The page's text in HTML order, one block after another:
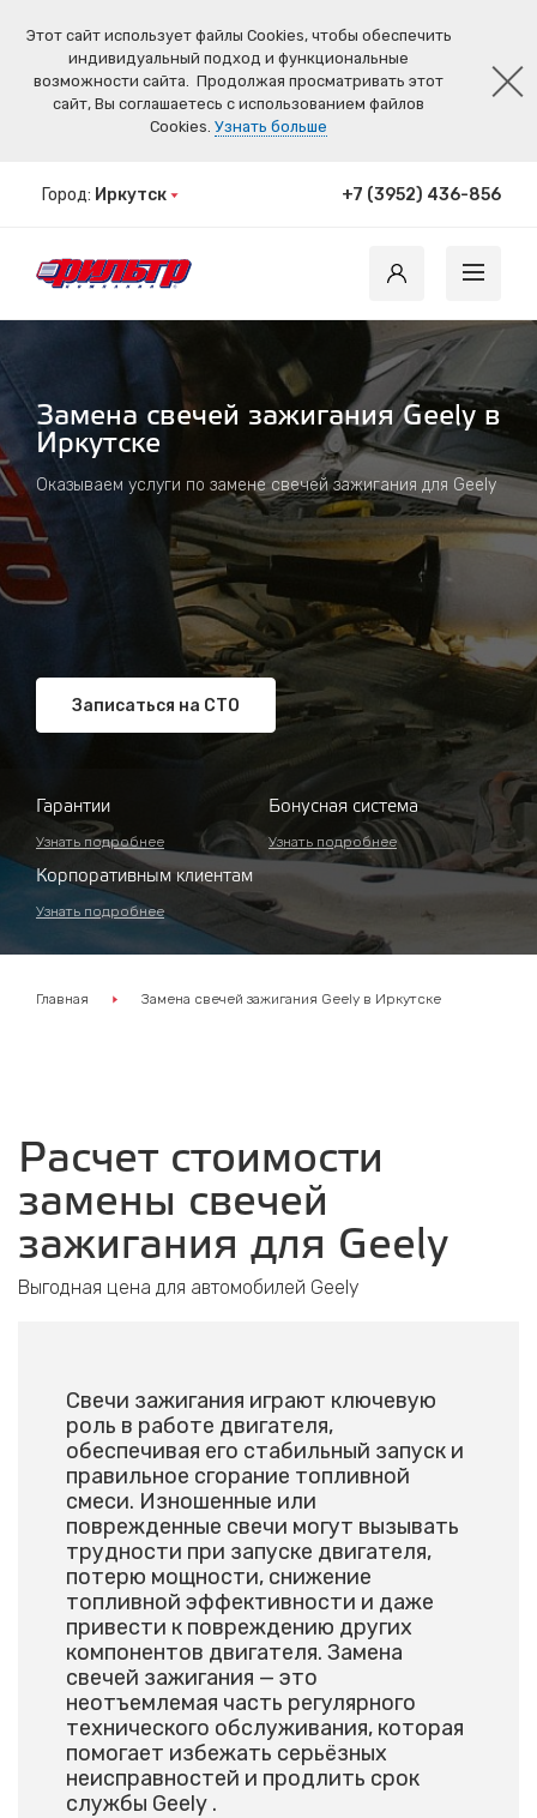
Этот сайт использует файлы Cookies, чтобы обеспечить
индивидуальный подход и функциональные
возможности сайта. Продолжая просматривать этот
сайт, Вы соглашаетесь с использованием файлов
Cookies. Узнать больше
Город: Иркутск +7 (3952) 436-856
Замена свечей зажигания Geely в
Иркутске
Оказываем услуги по замене свечей зажигания для Geely
Записаться на СТО
Гарантии
Узнать подробнее
Бонусная система
Узнать подробнее
Корпоративным клиентам
Узнать подробнее
Главная Замена свечей зажигания Geely в Иркутске
Расчет стоимости
замены свечей
зажигания для Geely
Выгодная цена для автомобилей Geely
Свечи зажигания играют ключевую
роль в работе двигателя,
обеспечивая его стабильный запуск и
правильное сгорание топливной
смеси. Изношенные или
поврежденные свечи могут вызывать
трудности при запуске двигателя,
потерю мощности, снижение
топливной эффективности и даже
привести к повреждению других
компонентов двигателя. Замена
свечей зажигания — это
неотъемлемая часть регулярного
технического обслуживания, которая
помогает избежать серьёзных
неисправностей и продлить срок
службы Geely .